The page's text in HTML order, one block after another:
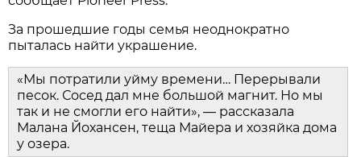
За прошедшие годы семья неоднократно
пыталась найти украшение.
«Мы потратили уйму времени… Перерывали
песок. Сосед дал мне большой магнит. Но мы
так и не смогли его найти», — рассказала
Малана Йохансен, теща Майера и хозяйка дома
у озера.